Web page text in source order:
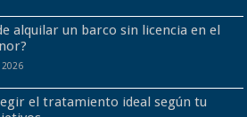
alquilar un barco sin licencia en el
2026
el tratamiento ideal según tu